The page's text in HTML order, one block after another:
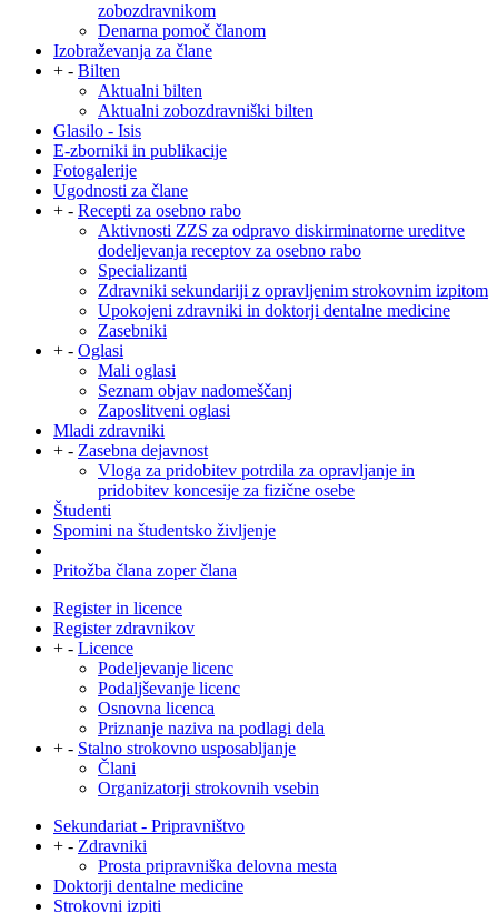
zobozdravnikom
Denarna pomoč članom
Izobraževanja za člane
+ - Bilten
Aktualni bilten
Aktualni zobozdravniški bilten
Glasilo - Isis
E-zborniki in publikacije
Fotogalerije
Ugodnosti za člane
+ - Recepti za osebno rabo
Aktivnosti ZZS za odpravo diskirminatorne ureditve
dodeljevanja receptov za osebno rabo
Specializanti
Zdravniki sekundariji z opravljenim strokovnim izpitom
Upokojeni zdravniki in doktorji dentalne medicine
Zasebniki
+ - Oglasi
Mali oglasi
Seznam objav nadomeščanj
Zaposlitveni oglasi
Mladi zdravniki
+ - Zasebna dejavnost
Vloga za pridobitev potrdila za opravljanje in
pridobitev koncesije za fizične osebe
Študenti
Spomini na študentsko življenje
Pritožba člana zoper člana
Register in licence
Register zdravnikov
+ - Licence
Podeljevanje licenc
Podaljševanje licenc
Osnovna licenca
Priznanje naziva na podlagi dela
+ - Stalno strokovno usposabljanje
Člani
Organizatorji strokovnih vsebin
Sekundariat - Pripravništvo
+ - Zdravniki
Prosta pripravniška delovna mesta
Doktorji dentalne medicine
Strokovni izpiti